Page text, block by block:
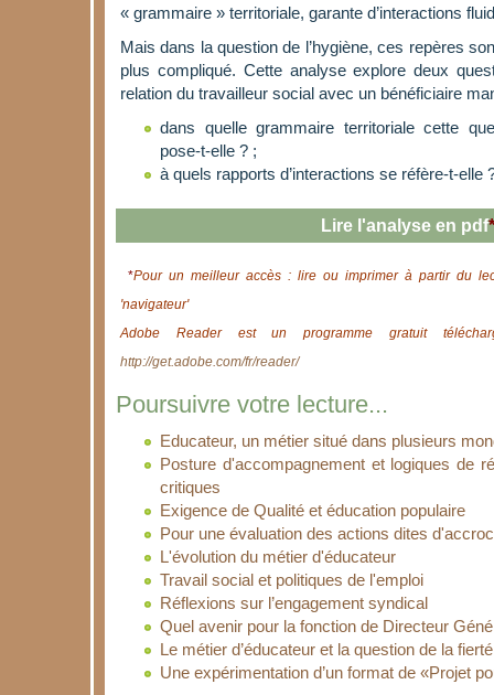
« grammaire » territoriale, garante d’interactions
Mais dans la question de l’hygiène, ces repères
plus compliqué. Cette analyse explore deux
relation du travailleur social avec un bénéficiaire
dans quelle grammaire territoriale cette
pose-t-elle ? ;
à quels rapports d’interactions se réfère-t-elle
Lire l'analyse en pdf*
*Pour un meilleur accès : lire ou imprimer à partir du
'navigateur'
Adobe Reader est un programme gratuit
http://get.adobe.com/fr/reader/
Poursuivre votre lecture...
Educateur, un métier situé dans plusieurs
Posture d'accompagnement et logiques de
critiques
Exigence de Qualité et éducation populaire
Pour une évaluation des actions dites
L'évolution du métier d'éducateur
Travail social et politiques de l'emploi
Réflexions sur l’engagement syndical
Quel avenir pour la fonction de Directeur
Le métier d’éducateur et la question de la
Une expérimentation d’un format de «Projet